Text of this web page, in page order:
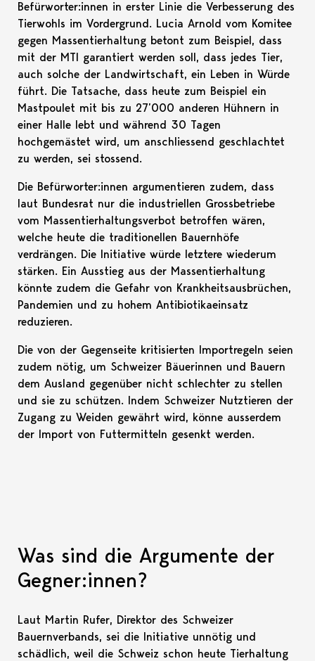
Befürworter:innen in erster Linie die Verbesserung des
Tierwohls im Vordergrund. Lucia Arnold vom Komitee
gegen Massentierhaltung betont zum Beispiel, dass
mit der MTI garantiert werden soll, dass jedes Tier,
auch solche der Landwirtschaft, ein Leben in Würde
führt. Die Tatsache, dass heute zum Beispiel ein
Mastpoulet mit bis zu 27’000 anderen Hühnern in
einer Halle lebt und während 30 Tagen
hochgemästet wird, um anschliessend geschlachtet
zu werden, sei stossend.
Die Befürworter:innen argumentieren zudem, dass
laut Bundesrat nur die industriellen Grossbetriebe
vom Massentierhaltungsverbot betroffen wären,
welche heute die traditionellen Bauernhöfe
verdrängen. Die Initiative würde letztere wiederum
stärken. Ein Ausstieg aus der Massentierhaltung
könnte zudem die Gefahr von Krankheitsausbrüchen,
Pandemien und zu hohem Antibiotikaeinsatz
reduzieren.
Die von der Gegenseite kritisierten Importregeln seien
zudem nötig, um Schweizer Bäuerinnen und Bauern
dem Ausland gegenüber nicht schlechter zu stellen
und sie zu schützen. Indem Schweizer Nutztieren der
Zugang zu Weiden gewährt wird, könne ausserdem
der Import von Futtermitteln gesenkt werden.
Was sind die Argumente der
Gegner:innen?
Laut Martin Rufer, Direktor des Schweizer
Bauernverbands, sei die Initiative unnötig und
schädlich, weil die Schweiz schon heute Tierhaltung